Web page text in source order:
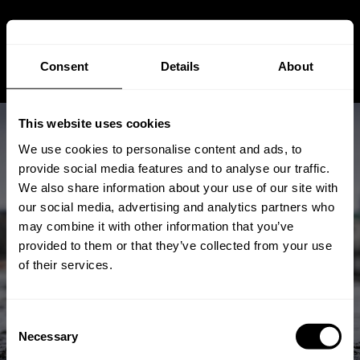
Consent Details About
This website uses cookies
We use cookies to personalise content and ads, to
provide social media features and to analyse our traffic.
We also share information about your use of our site with
our social media, advertising and analytics partners who
may combine it with other information that you’ve
provided to them or that they’ve collected from your use
of their services.
Selection
Necessary
Saisonale Vorbereitung: Die
besten Isolierglaslösungen für
den Winter in Sachsen